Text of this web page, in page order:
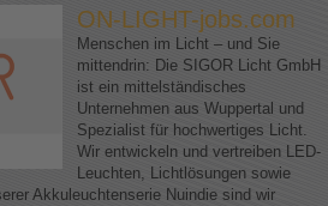
ON-LIGHT-jobs.com
Menschen im Licht – und Sie
mittendrin: Die SIGOR Licht GmbH
ist ein mittelständisches
Unternehmen aus Wuppertal und
Spezialist für hochwertiges Licht.
Wir entwickeln und vertreiben LED-
Leuchten, Lichtlösungen sowie
Akkuleuchtenserie Nuindie sind wir